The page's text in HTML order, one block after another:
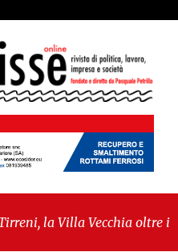
la Villa Vecchia oltre i